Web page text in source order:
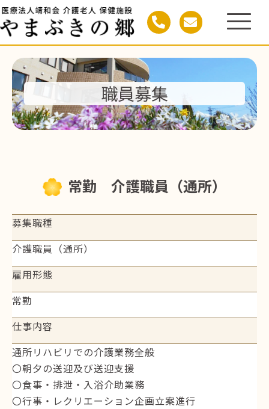
職員募集
常勤 介護職員（通所）
募集職種
介護職員（通所）
雇用形態
常勤
仕事内容
通所リハビリでの介護業務全般
〇朝夕の送迎及び送迎支援
〇食事・排泄・入浴介助業務
〇行事・レクリエーション企画立案進行